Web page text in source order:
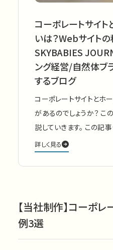
コーポレートサイ
いは？Webサイト
SKYBABIES
ング経営/自然体ブ
するブログ
コーポレートサイトとホ
があるのでしょうか？
説していきます。 この記
詳しく見る
【当社制作】コーポ
例3選